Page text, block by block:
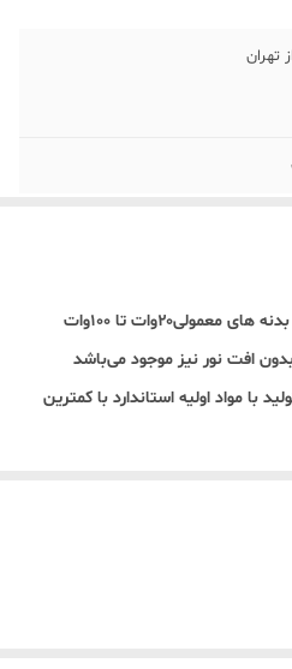
تهران
تا ۱۰۰وات
افت نور نیز موجود می‌باشد
با مواد اولیه استاندارد با کمترین